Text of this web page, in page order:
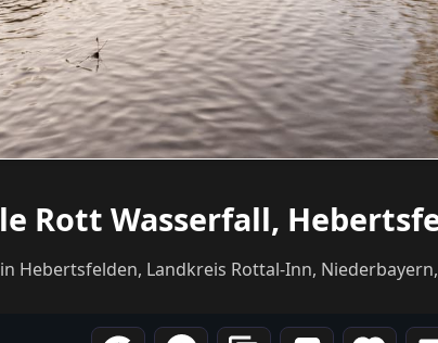
Rott Wasserfall,
Hebertsfelden, Landkreis Rottal-Inn,